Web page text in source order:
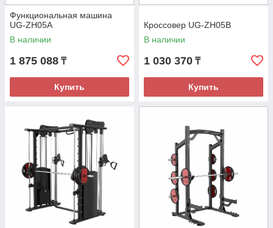
Функциональная машина
UG-ZH05A
В наличии
1 875 088 ₸
Купить
Кроссовер UG-ZH05B
В наличии
1 030 370 ₸
Купить